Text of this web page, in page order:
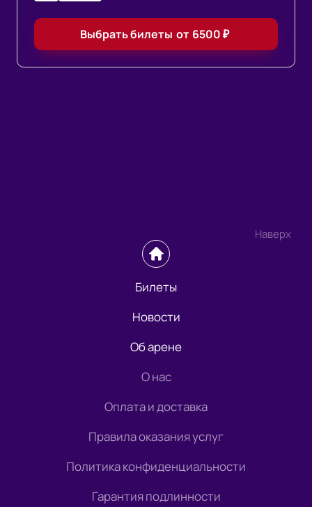
Выбрать билеты от 6500₽
Наверх
Билеты
Новости
Об арене
О нас
Оплата и доставка
Правила оказания услуг
Политика конфиденциальности
Гарантия подлинности